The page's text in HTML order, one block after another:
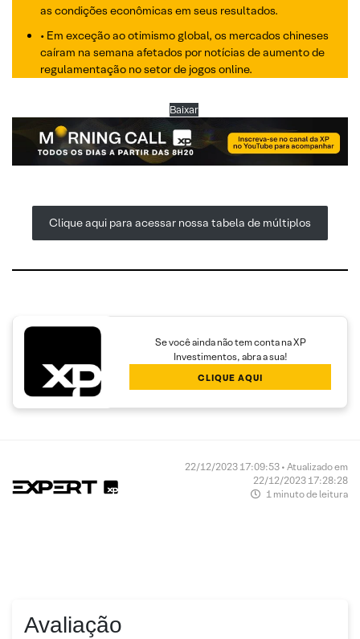
as condições econômicas em seus resultados.
• Em exceção ao otimismo global, os mercados chineses
caíram na semana afetados por notícias de aumento de
regulamentação no setor de jogos online.
Baixar
Clique aqui para acessar nossa tabela de múltiplos
Se você ainda não tem conta na XP
Investimentos, abra a sua!
CLIQUE AQUI
22/12/2023 17:09:53 • Atualizado em
22/12/2023 17:28:28
1 minuto de leitura
Avaliação